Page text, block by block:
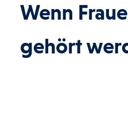
Wenn
gehört